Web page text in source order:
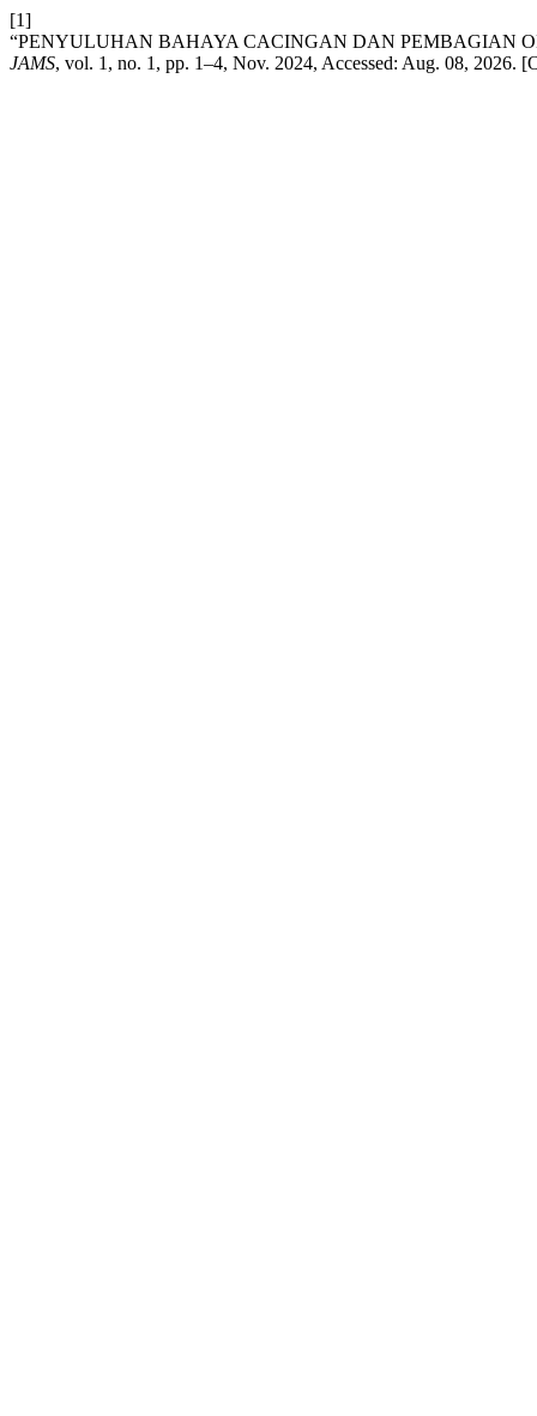
[1]
“PENYULUHAN BAHAYA CACINGAN DAN PEMBAGIAN
JAMS, vol. 1, no. 1, pp. 1–4, Nov. 2024, Accessed: Aug. 08, 2026.